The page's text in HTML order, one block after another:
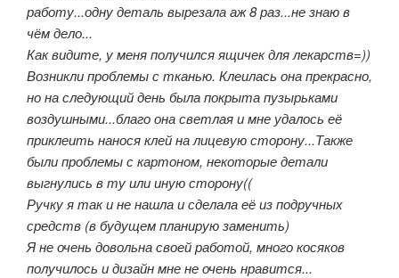
работу...одну деталь вырезала аж 8 раз...не знаю в
чём дело...
Как видите, у меня получился ящичек для лекарств=))
Возникли проблемы с тканью. Клеилась она прекрасно,
но на следующий день была покрыта пузырьками
воздушными...благо она светлая и мне удалось её
приклеить нанося клей на лицевую сторону...Также
были проблемы с картоном, некоторые детали
выгнулись в ту или иную сторону((
Ручку я так и не нашла и сделала её из подручных
средств (в будущем планирую заменить)
Я не очень довольна своей работой, много косяков
получилось и дизайн мне не очень нравится...